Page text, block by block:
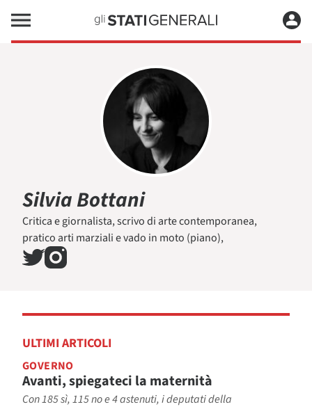
Silvia Bottani
Critica e giornalista, scrivo di arte contemporanea,
pratico arti marziali e vado in moto (piano),
ULTIMI ARTICOLI
GOVERNO
Avanti, spiegateci la maternità
Con 185 sì, 115 no e 4 astenuti, i deputati della